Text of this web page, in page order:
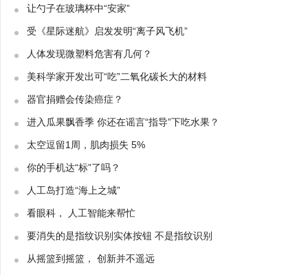
让勺子在玻璃杯中“安家”
受《星际迷航》启发发明“离子风飞机”
人体发现微塑料危害有几何？
美科学家开发出可“吃”二氧化碳长大的材料
器官捐赠会传染癌症？
进入瓜果飘香季 你还在谣言“指导”下吃水果？
太空逗留1周，肌肉损失 5%
你的手机达“标”了吗？
人工岛打造“海上之城”
看眼科， 人工智能来帮忙
要消失的是指纹识别实体按钮 不是指纹识别
从摇篮到摇篮， 创新并不遥远